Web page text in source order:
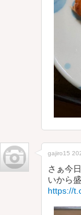
gajiro15
さぁ今
いから
https://